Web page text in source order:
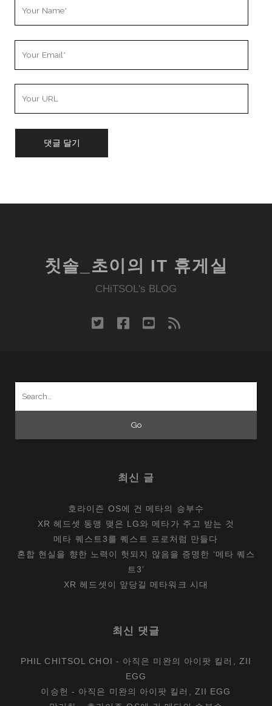
칫솔_초이의 IT 휴게실
CHiTSOL's BLOG
twitter facebook
youtube
rss
최신 글
호라이즌 OS에 건 메타의 승부수
XR 헤드셋 동맹 맺은 LG와 메타가 주고 받는 것
메타 퀘스트3를 퀘스트 프로처럼 만들다
혼합 현실을 향한 노력이 헛되지 않음을 증명한 ‘메타 퀘스
트3’
XR 헤드셋이 앞당길 메타워크 시대
최신 댓글
PHIL CHITSOL CHOI - 아직은 미완의 아이팟 킬러, ZII
EGG
이승헌 - 아직은 미완의 아이팟 킬러, ZII EGG